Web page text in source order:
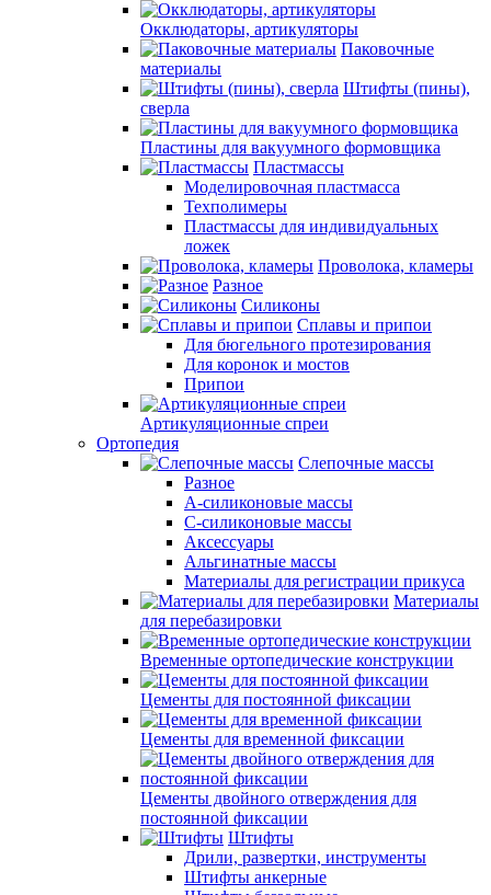
Окклюдаторы, артикуляторы
Паковочные
материалы
Штифты (пины),
сверла
Пластины для вакуумного формовщика
Пластмассы
Моделировочная пластмасса
Техполимеры
Пластмассы для индивидуальных
ложек
Проволока, кламеры
Разное
Силиконы
Сплавы и припои
Для бюгельного протезирования
Для коронок и мостов
Припои
Артикуляционные спреи
Ортопедия
Слепочные массы
Разное
А-силиконовые массы
С-силиконовые массы
Аксессуары
Альгинатные массы
Материалы для регистрации прикуса
Материалы
для перебазировки
Временные ортопедические конструкции
Цементы для постоянной фиксации
Цементы для временной фиксации
Цементы двойного отверждения для
постоянной фиксации
Штифты
Дрили, развертки, инструменты
Штифты анкерные